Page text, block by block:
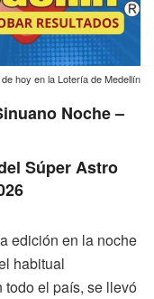
hoy en la Lotería de Medellín
Noche –
Súper Astro
edición en la noche
habitual
el país, se llevó